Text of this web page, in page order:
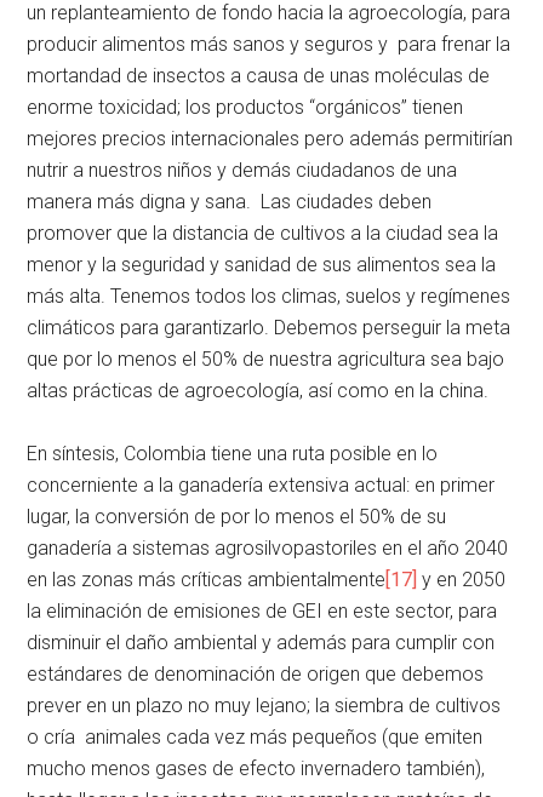
un replanteamiento de fondo hacia la agroecología, para
producir alimentos más sanos y seguros y para frenar la
mortandad de insectos a causa de unas moléculas de
enorme toxicidad; los productos “orgánicos” tienen
mejores precios internacionales pero además permitirían
nutrir a nuestros niños y demás ciudadanos de una
manera más digna y sana. Las ciudades deben
promover que la distancia de cultivos a la ciudad sea la
menor y la seguridad y sanidad de sus alimentos sea la
más alta. Tenemos todos los climas, suelos y regímenes
climáticos para garantizarlo. Debemos perseguir la meta
que por lo menos el 50% de nuestra agricultura sea bajo
altas prácticas de agroecología, así como en la china.
En síntesis, Colombia tiene una ruta posible en lo
concerniente a la ganadería extensiva actual: en primer
lugar, la conversión de por lo menos el 50% de su
ganadería a sistemas agrosilvopastoriles en el año 2040
en las zonas más críticas ambientalmente [17] y en 2050
la eliminación de emisiones de GEI en este sector, para
disminuir el daño ambiental y además para cumplir con
estándares de denominación de origen que debemos
prever en un plazo no muy lejano; la siembra de cultivos
o cría animales cada vez más pequeños (que emiten
mucho menos gases de efecto invernadero también),